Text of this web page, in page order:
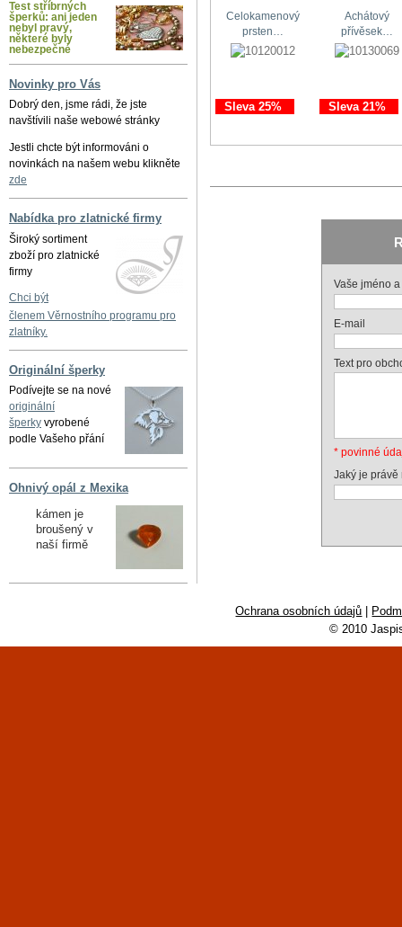
Test stříbrných
šperků: ani jeden
nebyl pravý,
některé byly
nebezpečné
Novinky pro Vás
Dobrý den, jsme rádi, že jste
navštívili naše webowé stránky
Jestli chcte být informováni o
novinkách na našem webu klikněte
zde
Nabídka pro zlatnické firmy
Široký sortiment
zboží pro zlatnické
firmy
Chci být
členem Věrnostního programu pro
zlatníky.
Originální šperky
Podívejte se na nové
originální
šperky vyrobené
podle Vašeho přání
Ohnivý opál z Mexika
kámen je
broušený v
naší firmě
Celokamenový
prsten…
Sleva 25%
Achátový
přívěsek…
Sleva 21%
Vaše jméno
E-mail
Text pro
* povinné
Jaký je právě
Ochrana osobních údajů
© 2010